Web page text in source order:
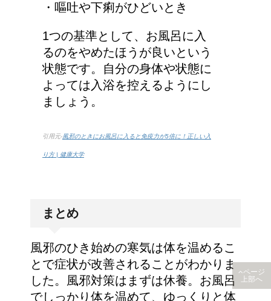
・嘔吐や下痢がひどいとき
1つの基準として、お風呂に入
るのをやめたほうが良いという
状態です。自分の身体や状態に
よっては入浴を控えるようにし
ましょう。
引用元-風邪のときにお風呂に入ると免疫力が5倍に！正しい入
り方 | 健康大学
まとめ
風邪のひき始めの寒気は体を温めるこ
とで症状が改善されることがわかりま
した。風邪対策はまずは休養。お風呂
でしっかり体を温めて、ゆっくりと体
ページ
上部へ